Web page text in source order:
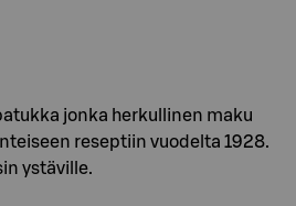
jonka herkullinen maku
reseptiin vuodelta 1928.
ystäville.